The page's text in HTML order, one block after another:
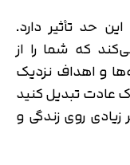
حد تأثیر دارد.
که شما را از
و اهداف نزدیک
عادت تبدیل کنید
زیادی روی زندگی و